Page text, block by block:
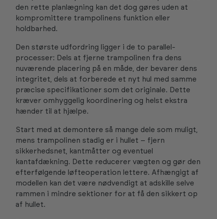
den rette planlægning kan det dog gøres uden at
kompromittere trampolinens funktion eller
holdbarhed.
Den største udfordring ligger i de to parallel-
processer: Dels at fjerne trampolinen fra dens
nuværende placering på en måde, der bevarer dens
integritet, dels at forberede et nyt hul med samme
præcise specifikationer som det originale. Dette
kræver omhyggelig koordinering og helst ekstra
hænder til at hjælpe.
Start med at demontere så mange dele som muligt,
mens trampolinen stadig er i hullet – fjern
sikkerhedsnet, kantmåtter og eventuel
kantafdækning. Dette reducerer vægten og gør den
efterfølgende løfteoperation lettere. Afhængigt af
modellen kan det være nødvendigt at adskille selve
rammen i mindre sektioner for at få den sikkert op
af hullet.